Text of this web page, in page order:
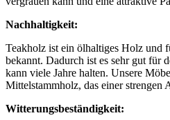
Nachhaltigkeit:
Teakholz ist ein ölhaltiges Holz und
bekannt. Dadurch ist es sehr gut für
kann viele Jahre halten. Unsere
Mittelstammholz, das einer strengen
Witterungsbeständigkeit: